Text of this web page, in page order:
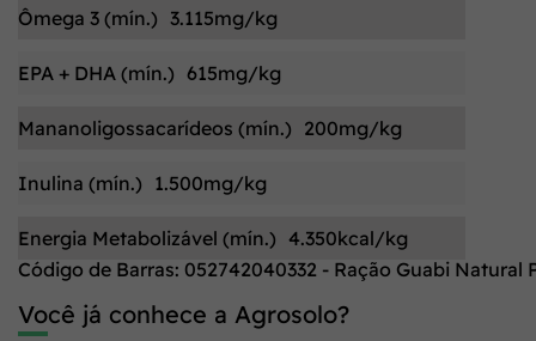
Ômega 3 (mín.) 3.115mg/kg
EPA + DHA (mín.) 615mg/kg
Mananoligossacarídeos (mín.) 200mg/kg
Inulina (mín.) 1.500mg/kg
Energia Metabolizável (mín.) 4.350kcal/kg
Código de Barras: 052742040332 - Ração Guabi
Você já conhece a Agrosolo?